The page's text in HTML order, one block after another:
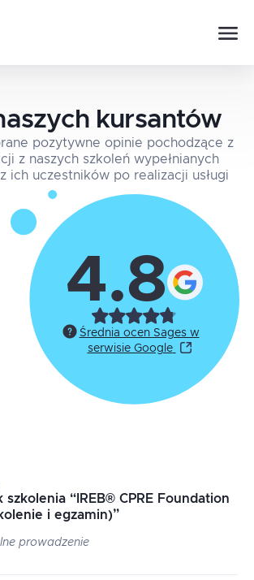
kursantów
pozytywne opinie pochodzące z
z naszych szkoleń wypełnianych
ich uczestników po realizacji usługi
4.8
Średnia ocen Sages w
serwisie Google
szkolenia “ IREB® CPRE Foundation
i egzamin)”
prowadzenie